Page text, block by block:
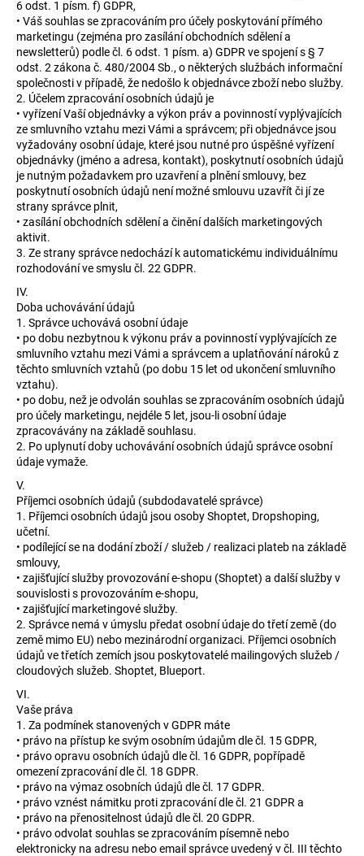
6 odst. 1 písm. f) GDPR,
• Váš souhlas se zpracováním pro účely poskytování přímého
marketingu (zejména pro zasílání obchodních sdělení a
newsletterů) podle čl. 6 odst. 1 písm. a) GDPR ve spojení s § 7
odst. 2 zákona č. 480/2004 Sb., o některých službách informační
společnosti v případě, že nedošlo k objednávce zboží nebo služby.
2. Účelem zpracování osobních údajů je
• vyřízení Vaší objednávky a výkon práv a povinností vyplývajících
ze smluvního vztahu mezi Vámi a správcem; při objednávce jsou
vyžadovány osobní údaje, které jsou nutné pro úspěšné vyřízení
objednávky (jméno a adresa, kontakt), poskytnutí osobních údajů
je nutným požadavkem pro uzavření a plnění smlouvy, bez
poskytnutí osobních údajů není možné smlouvu uzavřít či jí ze
strany správce plnit,
• zasílání obchodních sdělení a činění dalších marketingových
aktivit.
3. Ze strany správce nedochází k automatickému individuálnímu
rozhodování ve smyslu čl. 22 GDPR.
IV.
Doba uchovávání údajů
1. Správce uchovává osobní údaje
• po dobu nezbytnou k výkonu práv a povinností vyplývajících ze
smluvního vztahu mezi Vámi a správcem a uplatňování nároků z
těchto smluvních vztahů (po dobu 15 let od ukončení smluvního
vztahu).
• po dobu, než je odvolán souhlas se zpracováním osobních údajů
pro účely marketingu, nejdéle 5 let, jsou-li osobní údaje
zpracovávány na základě souhlasu.
2. Po uplynutí doby uchovávání osobních údajů správce osobní
údaje vymaže.
V.
Příjemci osobních údajů (subdodavatelé správce)
1. Příjemci osobních údajů jsou osoby Shoptet, Dropshoping,
učetní.
• podílející se na dodání zboží / služeb / realizaci plateb na základě
smlouvy,
• zajišťující služby provozování e-shopu (Shoptet) a další služby v
souvislosti s provozováním e-shopu,
• zajišťující marketingové služby.
2. Správce nemá v úmyslu předat osobní údaje do třetí země (do
země mimo EU) nebo mezinárodní organizaci. Příjemci osobních
údajů ve třetích zemích jsou poskytovatelé mailingových služeb /
cloudových služeb. Shoptet, Blueport.
VI.
Vaše práva
1. Za podmínek stanovených v GDPR máte
• právo na přístup ke svým osobním údajům dle čl. 15 GDPR,
• právo opravu osobních údajů dle čl. 16 GDPR, popřípadě
omezení zpracování dle čl. 18 GDPR.
• právo na výmaz osobních údajů dle čl. 17 GDPR.
• právo vznést námitku proti zpracování dle čl. 21 GDPR a
• právo na přenositelnost údajů dle čl. 20 GDPR.
• právo odvolat souhlas se zpracováním písemně nebo
elektronicky na adresu nebo email správce uvedený v čl. III těchto
u
j
e
m
e
PŘÍSLUŠENSTVÍ
–
NÁVLEK
NA
RUKU
145
Kč